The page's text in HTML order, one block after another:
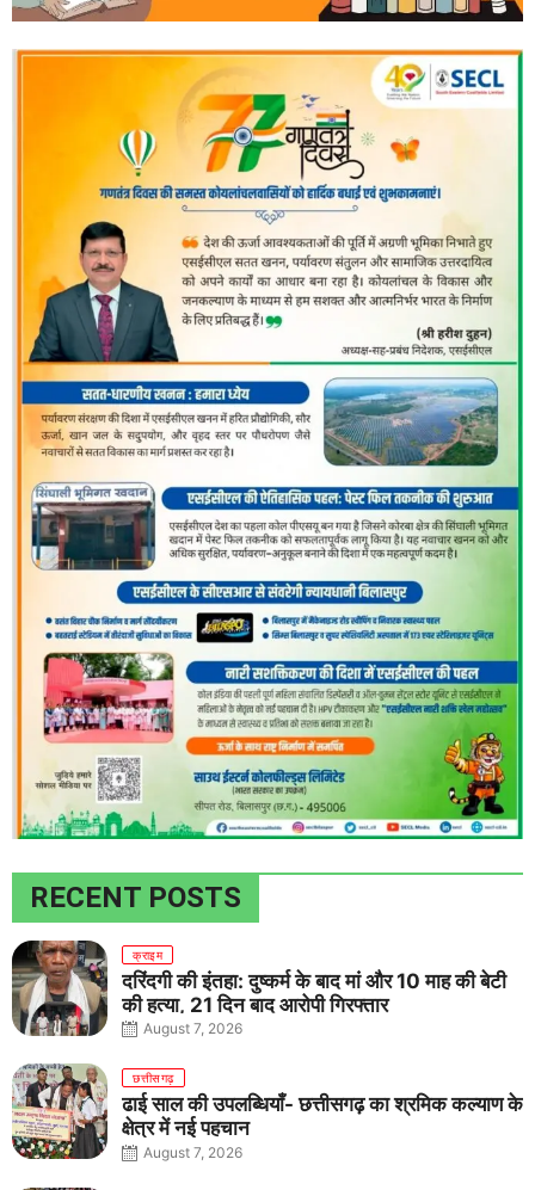
RECENT POSTS
क्राइम
दरिंदगी की इंतहा: दुष्कर्म के बाद मां और 10 माह की बेटी
की हत्या, 21 दिन बाद आरोपी गिरफ्तार
August 7, 2026
छत्तीसगढ़
ढाई साल की उपलब्धियाँ- छत्तीसगढ़ का श्रमिक कल्याण के
क्षेत्र में नई पहचान
August 7, 2026